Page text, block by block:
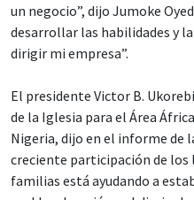
un negocio”, dijo Jumoke
desarrollar las habilidades y
dirigir mi empresa”.
El presidente Victor B.
de la Iglesia para el Área
Nigeria, dijo en el informe de
creciente participación de los
familias está ayudando a